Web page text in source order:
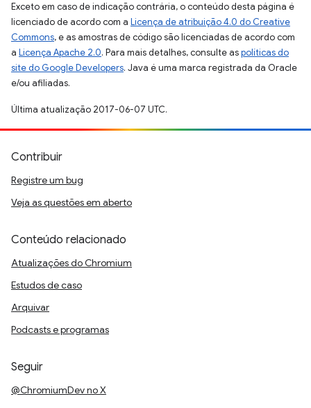
Exceto em caso de indicação contrária, o conteúdo desta página é
licenciado de acordo com a Licença de atribuição 4.0 do Creative
Commons, e as amostras de código são licenciadas de acordo com
a Licença Apache 2.0. Para mais detalhes, consulte aspolíticas do
site do Google Developers. Java é uma marca registrada da Oracle
e/ou afiliadas.
Última atualização 2017-06-07 UTC.
Contribuir
Registre um bug
Veja as questões em aberto
Conteúdo relacionado
Atualizações do Chromium
Estudos de caso
Arquivar
Podcasts e programas
Seguir
@ChromiumDev no X